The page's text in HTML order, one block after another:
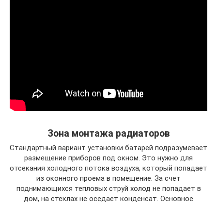
Зона монтажа радиаторов
Стандартный вариант установки батарей подразумевает
размещение приборов под окном. Это нужно для
отсекания холодного потока воздуха, который попадает
из оконного проема в помещение. За счет
поднимающихся тепловых струй холод не попадает в
дом, на стеклах не оседает конденсат. Основное